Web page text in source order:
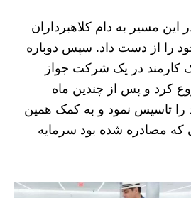
این مسیر به دام کلاهبرداران
خود را از دست داد. سپس دوباره
کارمند در یک شرکت جواز
کرد و پس از چندین ماه
تاسیس نمود و به کمک همین
مصادره شده بود سرمایه